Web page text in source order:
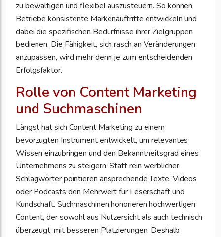
zu bewältigen und flexibel auszusteuern. So können
Betriebe konsistente Markenauftritte entwickeln und
dabei die spezifischen Bedürfnisse ihrer Zielgruppen
bedienen. Die Fähigkeit, sich rasch an Veränderungen
anzupassen, wird mehr denn je zum entscheidenden
Erfolgsfaktor.
Rolle von Content Marketing
und Suchmaschinen
Längst hat sich Content Marketing zu einem
bevorzugten Instrument entwickelt, um relevantes
Wissen einzubringen und den Bekanntheitsgrad eines
Unternehmens zu steigern. Statt rein werblicher
Schlagwörter pointieren ansprechende Texte, Videos
oder Podcasts den Mehrwert für Leserschaft und
Kundschaft. Suchmaschinen honorieren hochwertigen
Content, der sowohl aus Nutzersicht als auch technisch
überzeugt, mit besseren Platzierungen. Deshalb